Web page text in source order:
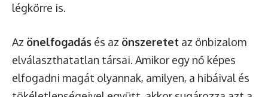
légkörre is.
Az önelfogadás és az önszeretet az önbizalom
elválaszthatatlan társai. Amikor egy nő képes
elfogadni magát olyannak, amilyen, a hibáival és